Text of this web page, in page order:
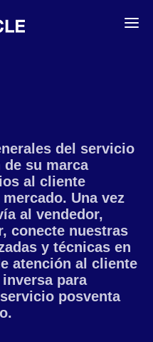
del servicio
su marca
al cliente
Una vez
al vendedor,
conecte nuestras
y técnicas en
atención al cliente
para
posventa